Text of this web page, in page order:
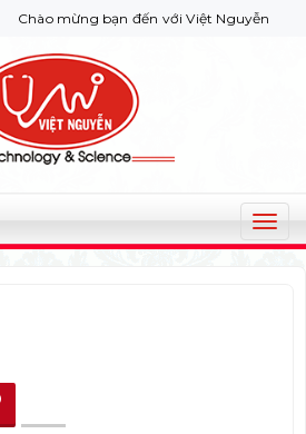
Chào mừng bạn đến với Việt Nguyễn Co.
T
o